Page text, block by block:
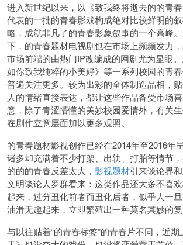
进入新世纪以来，以《致我终将逝去的的青
代表的一批的青春影戏构成绝对比较鲜明的
略，成就非凡了的青春影象叙事的一个高峰
下，的青春题材电视剧也在市场上频频发力
市场前端的由热门IP改编成的网剧尤为显眼
如你致我纯粹的小美好》等一系列校园的青
普遍关注更多。较为出彩的全体制造品相，
人的情绪直接表达，都让这些作品备受市场
意，除了青涩懵懂的美妙校园爱情外，有关
在剧作立意层面加以更多观照。
的青春题材影视创作已经在2014年至2016年
诸多却充满着不少打架、出轨、打胎等情节
的的的青春反差太大， 影视题材引来谈论界
文明谈论人罗群看来：这类作品还大多不喜
起来，过分丑化前者而丑化后者，似乎人一
油滑无趣起来，立即繁殖出一种莫名其妙的复
与以往贴着“的青春标签”的青春片不同，近